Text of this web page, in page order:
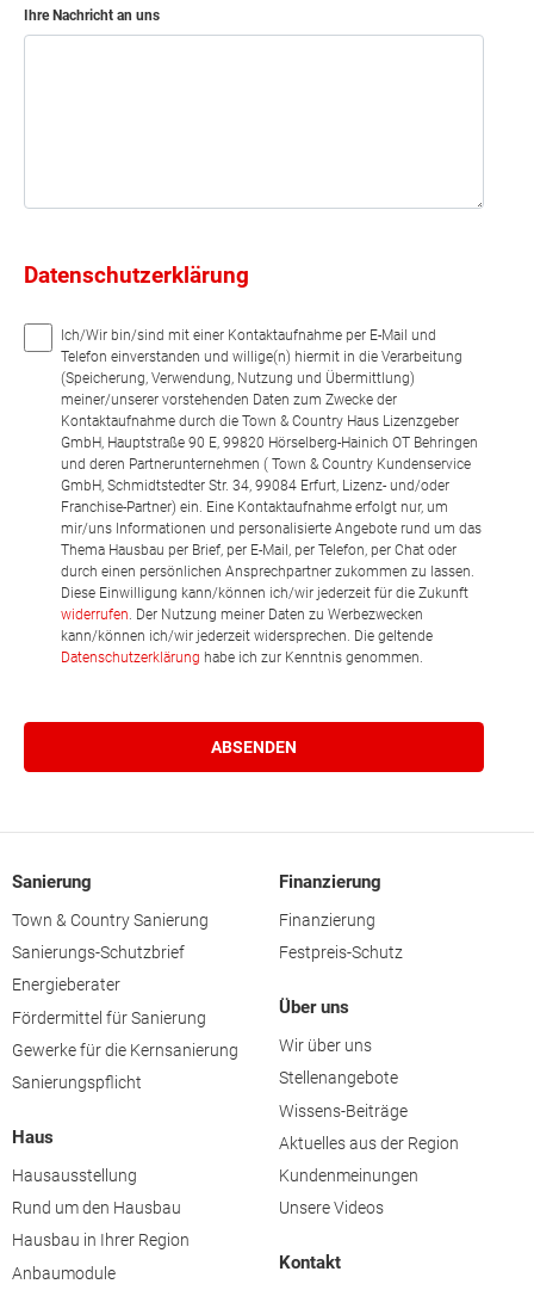
Ihre Nachricht an uns
Datenschutzerklärung
Ich/Wir bin/sind mit einer Kontaktaufnahme per E-Mail und
Telefon einverstanden und willige(n) hiermit in die Verarbeitung
(Speicherung, Verwendung, Nutzung und Übermittlung)
meiner/unserer vorstehenden Daten zum Zwecke der
Kontaktaufnahme durch die Town & Country Haus Lizenzgeber
GmbH, Hauptstraße 90 E, 99820 Hörselberg-Hainich OT Behringen
und deren Partnerunternehmen ( Town & Country Kundenservice
GmbH, Schmidtstedter Str. 34, 99084 Erfurt, Lizenz- und/oder
Franchise-Partner) ein. Eine Kontaktaufnahme erfolgt nur, um
mir/uns Informationen und personalisierte Angebote rund um das
Thema Hausbau per Brief, per E-Mail, per Telefon, per Chat oder
durch einen persönlichen Ansprechpartner zukommen zu lassen.
Diese Einwilligung kann/können ich/wir jederzeit für die Zukunft
widerrufen . Der Nutzung meiner Daten zu Werbezwecken
kann/können ich/wir jederzeit widersprechen. Die geltende
Datenschutzerklärung habe ich zur Kenntnis genommen.
Sanierung
Town & Country Sanierung
Sanierungs-Schutzbrief
Energieberater
Fördermittel für Sanierung
Gewerke für die Kernsanierung
Sanierungspflicht
Haus
Hausausstellung
Rund um den Hausbau
Hausbau in Ihrer Region
Anbaumodule
Finanzierung
Finanzierung
Festpreis-Schutz
Über uns
Wir über uns
Stellenangebote
Wissens-Beiträge
Aktuelles aus der Region
Kundenmeinungen
Unsere Videos
Kontakt